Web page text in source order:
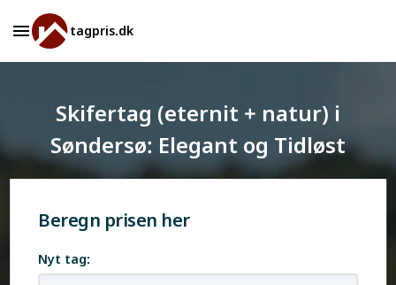
tagpris.dk
Skifertag (eternit + natur) i
Søndersø: Elegant og Tidløst
Beregn prisen her
Nyt tag: